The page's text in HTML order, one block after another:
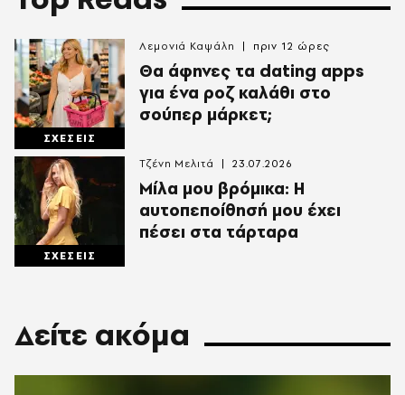
ΣΧΕΣΕΙΣ
Θα άφηνες τα dating apps
για ένα ροζ καλάθι στο
σούπερ μάρκετ;
Λεμονιά Καψάλη πριν 12 ώρες
ΣΧΕΣΕΙΣ
Μίλα μου βρόμικα: Η
αυτοπεποίθησή μου έχει
πέσει στα τάρταρα
Τζένη Μελιτά 23.07.2026
Δείτε ακόμα